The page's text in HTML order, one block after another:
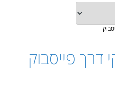
דרך פייסבוק